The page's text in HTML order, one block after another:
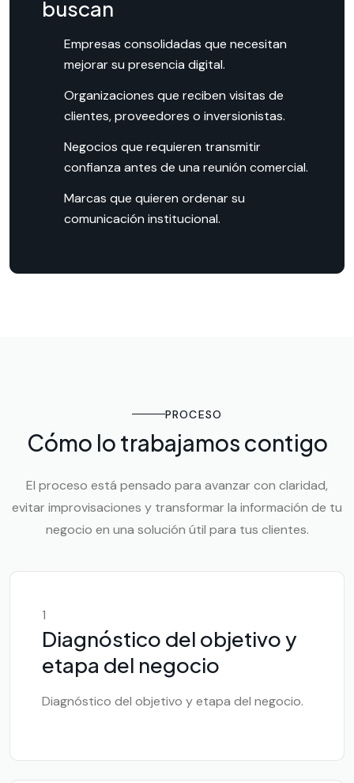
buscan
Empresas consolidadas que necesitan
mejorar su presencia digital.
Organizaciones que reciben visitas de
clientes, proveedores o inversionistas.
Negocios que requieren transmitir
confianza antes de una reunión comercial.
Marcas que quieren ordenar su
comunicación institucional.
PROCESO
Cómo lo trabajamos contigo
El proceso está pensado para avanzar con claridad,
evitar improvisaciones y transformar la información de tu
negocio en una solución útil para tus clientes.
1
Diagnóstico del objetivo y
etapa del negocio
Diagnóstico del objetivo y etapa del negocio.